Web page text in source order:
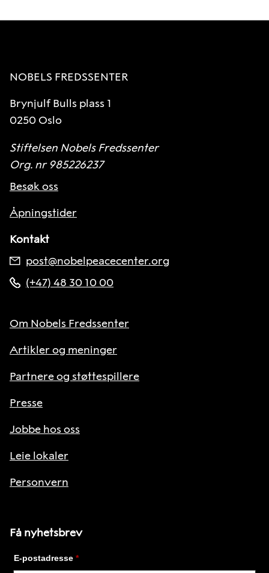
NOBELS FREDSSENTER
Brynjulf Bulls plass 1
0250 Oslo
Stiftelsen Nobels Fredssenter
Org. nr 985226237
Besøk oss
Åpningstider
Kontakt
post@nobelpeacecenter.org
(+47) 48 30 10 00
Om Nobels Fredssenter
Artikler og meninger
Partnere og støttespillere
Presse
Jobbe hos oss
Leie lokaler
Personvern
Få nyhetsbrev